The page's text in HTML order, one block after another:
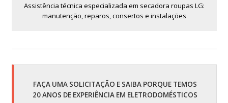
Assistência técnica especializada em secadora roupas LG:
manutenção, reparos, consertos e instalações
FAÇA UMA SOLICITAÇÃO E SAIBA PORQUE TEMOS
20 ANOS DE EXPERIÊNCIA EM ELETRODOMÉSTICOS